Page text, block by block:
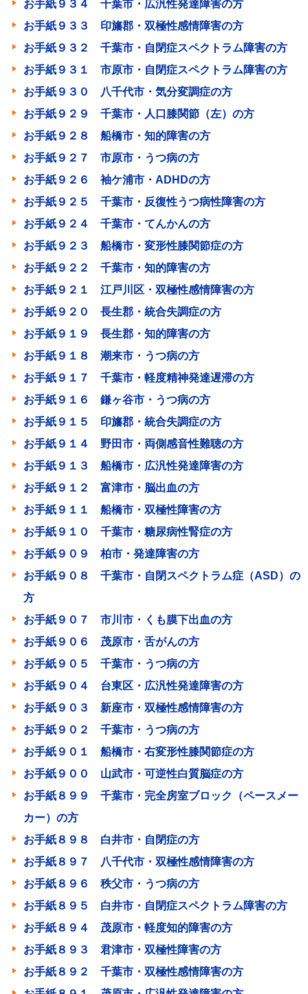
お手紙９３４ 千葉市・広汎性発達障害の方
お手紙９３３ 印旛郡・双極性感情障害の方
お手紙９３２ 千葉市・自閉症スペクトラム障害の方
お手紙９３１ 市原市・自閉症スペクトラム障害の方
お手紙９３０ 八千代市・気分変調症の方
お手紙９２９ 千葉市・人口膝関節（左）の方
お手紙９２８ 船橋市・知的障害の方
お手紙９２７ 市原市・うつ病の方
お手紙９２６ 袖ケ浦市・ADHDの方
お手紙９２５ 千葉市・反復性うつ病性障害の方
お手紙９２４ 千葉市・てんかんの方
お手紙９２３ 船橋市・変形性膝関節症の方
お手紙９２２ 千葉市・知的障害の方
お手紙９２１ 江戸川区・双極性感情障害の方
お手紙９２０ 長生郡・統合失調症の方
お手紙９１９ 長生郡・知的障害の方
お手紙９１８ 潮来市・うつ病の方
お手紙９１７ 千葉市・軽度精神発達遅滞の方
お手紙９１６ 鎌ヶ谷市・うつ病の方
お手紙９１５ 印旛郡・統合失調症の方
お手紙９１４ 野田市・両側感音性難聴の方
お手紙９１３ 船橋市・広汎性発達障害の方
お手紙９１２ 富津市・脳出血の方
お手紙９１１ 船橋市・双極性障害の方
お手紙９１０ 千葉市・糖尿病性腎症の方
お手紙９０９ 柏市・発達障害の方
お手紙９０８ 千葉市・自閉スペクトラム症（ASD）の
方
お手紙９０７ 市川市・くも膜下出血の方
お手紙９０６ 茂原市・舌がんの方
お手紙９０５ 千葉市・うつ病の方
お手紙９０４ 台東区・広汎性発達障害の方
お手紙９０３ 新座市・双極性感情障害の方
お手紙９０２ 千葉市・うつ病の方
お手紙９０１ 船橋市・右変形性膝関節症の方
お手紙９００ 山武市・可逆性白質脳症の方
お手紙８９９ 千葉市・完全房室ブロック（ペースメー
カー）の方
お手紙８９８ 白井市・自閉症の方
お手紙８９７ 八千代市・双極性感情障害の方
お手紙８９６ 秩父市・うつ病の方
お手紙８９５ 白井市・自閉症スペクトラム障害の方
お手紙８９４ 茂原市・軽度知的障害の方
お手紙８９３ 君津市・双極性障害の方
お手紙８９２ 千葉市・双極性感情障害の方